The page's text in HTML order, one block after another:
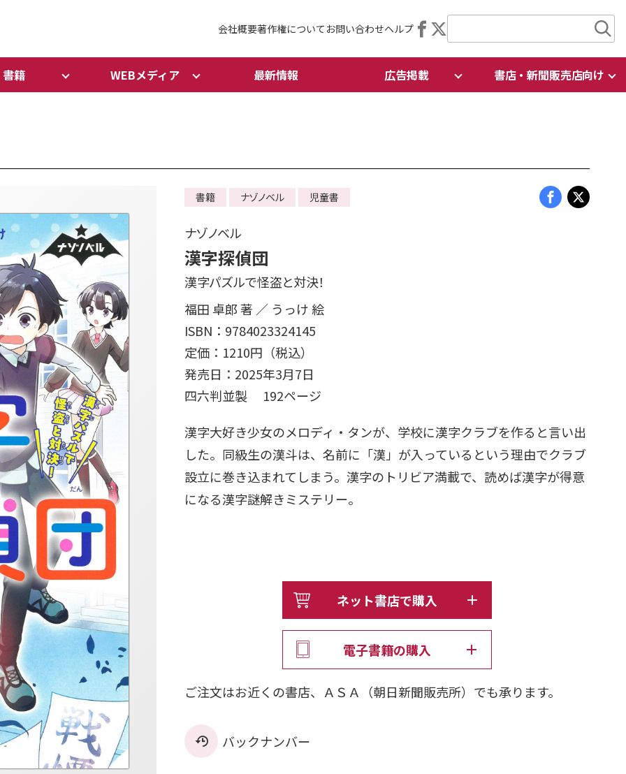
会社概要著作権について お問い合わせヘルプ
書籍 WEBメディア 最新情報 広告掲載 書店・新聞販売店向け
書籍 ナゾノベル 児童書
ナゾノベル
漢字探偵団
漢字パズルで怪盗と対決！
福田 卓郎 著 ／ うっけ 絵
ISBN：9784023324145
定価：1210円（税込）
発売日：2025年3月7日
四六判並製 192ページ
漢字大好き少女のメロディ・タンが、学校に漢字クラブを作ると言い出
した。同級生の漢斗は、名前に「漢」が入っているという理由でクラブ
設立に巻き込まれてしまう。漢字のトリビア満載で、読めば漢字が得意
になる漢字謎解きミステリー。
ネット書店で購入
電子書籍の購入
ご注文はお近くの書店、ＡＳＡ（朝日新聞販売所）でも承ります。
バックナンバー